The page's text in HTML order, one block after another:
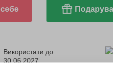
Використати до
30.06.2027